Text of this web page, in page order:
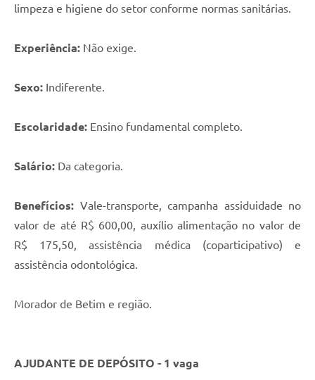
limpeza e higiene do setor conforme normas sanitárias.
Experiência: Não exige.
Sexo: Indiferente.
Escolaridade: Ensino fundamental completo.
Salário: Da categoria.
Benefícios: Vale-transporte, campanha assiduidade no
valor de até R$ 600,00, auxílio alimentação no valor de
R$ 175,50, assistência médica (coparticipativo) e
assistência odontológica.
Morador de Betim e região.
AJUDANTE DE DEPÓSITO - 1 vaga